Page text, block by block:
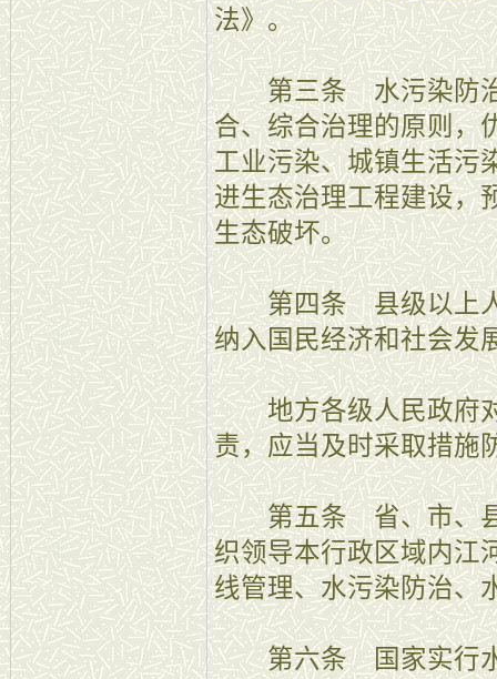
法》。
第三条 水污染防治
合、综合治理的原则，
工业污染、城镇生活污
进生态治理工程建设，
生态破坏。
第四条 县级以上人
纳入国民经济和社会发
地方各级人民政府对
责，应当及时采取措施
第五条 省、市、县
织领导本行政区域内江
线管理、水污染防治、
第六条 国家实行水